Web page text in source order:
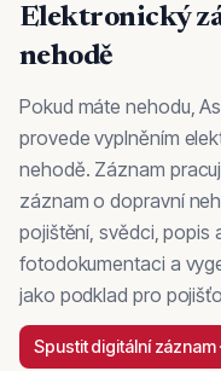
Elektronický
nehodě
Pokud máte nehodu,
provede vyplněním
nehodě. Záznam
záznam o dopravní
pojištění, svědci, popis
fotodokumentaci a
jako podklad pro
Spustit digitální záznam